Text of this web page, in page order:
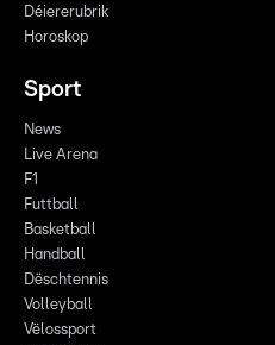
Déiererubrik
Horoskop
Sport
News
Live Arena
F1
Futtball
Basketball
Handball
Dëschtennis
Volleyball
Vëlossport